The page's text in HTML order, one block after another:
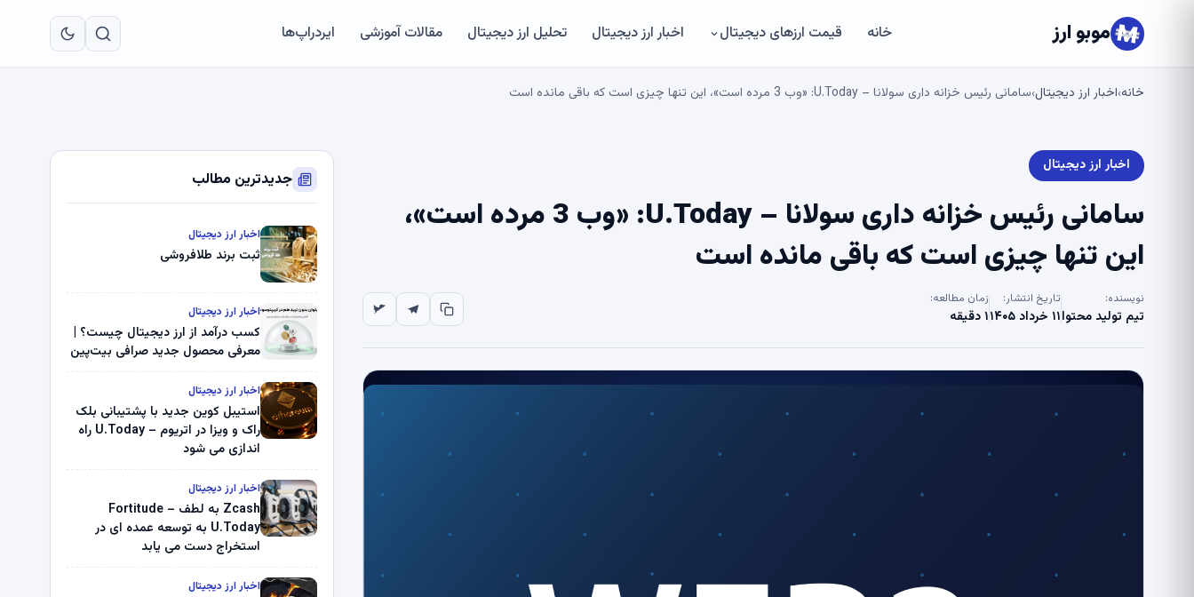
موبو ارز خانه قیمت ارزهای دیجیتال اخبار ارز دیجیتال تحلیل ارز دیجیتال مقالات آموزشی ایردراپ‌ها
خانه›اخبار ارز دیجیتال›سامانی رئیس خزانه داری سولانا – U.Today: «وب 3 مرده است»، این تنها چیزی است که باقی مانده است
اخبار ارز دیجیتال
سامانی رئیس خزانه داری سولانا – U.Today: «وب 3 مرده است»،
این تنها چیزی است که باقی مانده است
نویسنده:
تیم تولید محتوا
تاریخ انتشار:
۱۱ خرداد ۱۴۰۵
زمان مطالعه:
۱ دقیقه
جدیدترین مطالب
اخبار ارز دیجیتال
ثبت برند طلافروشی
اخبار ارز دیجیتال
کسب درآمد از ارز دیجیتال چیست؟ |
معرفی محصول جدید صرافی بیت‌پین
اخبار ارز دیجیتال
استیبل کوین جدید با پشتیبانی بلک
راک و ویزا در اتریوم – U.Today راه
اندازی می شود
اخبار ارز دیجیتال
Zcash به لطف Fortitude –
U.Today به توسعه عمده ای در
استخراج دست می یابد
اخبار ارز دیجیتال